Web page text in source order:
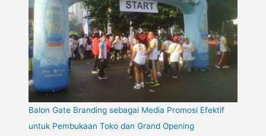
Balon Gate Branding sebagai Media Promosi Efektif
untuk Pembukaan Toko dan Grand Opening